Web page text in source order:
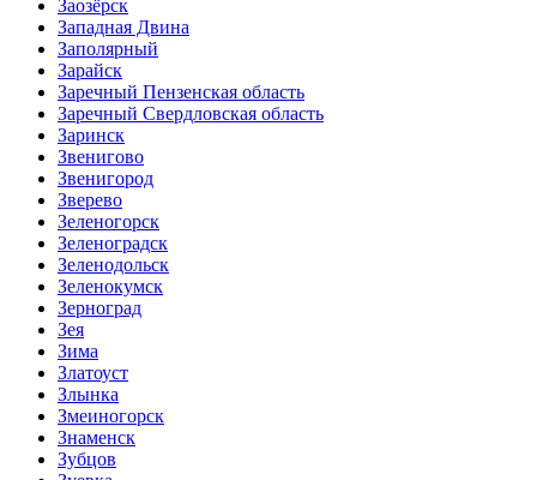
Заозёрск
Западная Двина
Заполярный
Зарайск
Заречный Пензенская область
Заречный Свердловская область
Заринск
Звенигово
Звенигород
Зверево
Зеленогорск
Зеленоградск
Зеленодольск
Зеленокумск
Зерноград
Зея
Зима
Златоуст
Злынка
Змеиногорск
Знаменск
Зубцов